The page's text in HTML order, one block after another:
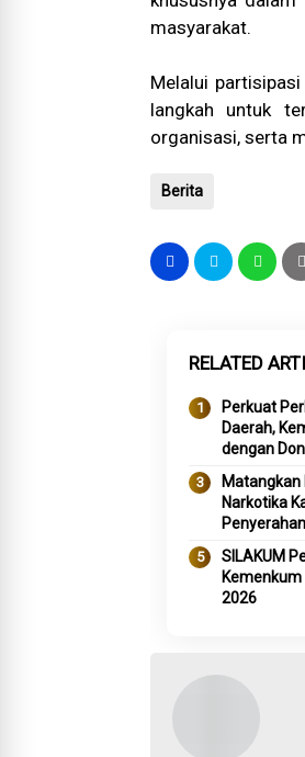
masyarakat.
Melalui
langkah untuk
organisasi, serta
Berita
RELATED
Perkuat
Daerah,
dengan
Matangkan
Narkotika
SILAKUM
2026